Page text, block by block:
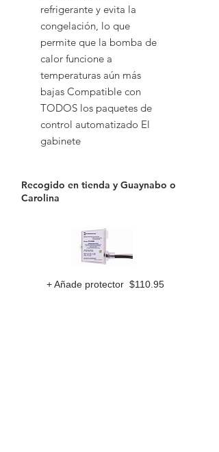
refrigerante y evita la
congelación, lo que
permite que la bomba de
calor funcione a
temperaturas aún más
bajas Compatible con
TODOS los paquetes de
control automatizado El
gabinete
Recogido en tienda y Guaynabo o
Carolina
+ Añade protector $110.95